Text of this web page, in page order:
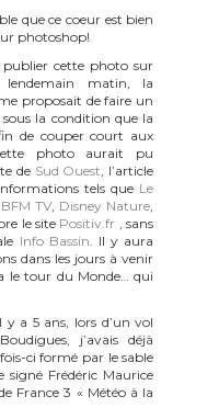
que ce coeur est bien
photoshop!
publier cette photo sur
matin, la
proposait de faire un
sous la condition que la
de couper court aux
photo aurait pu
de Sud Ouest , l’article
tels que Le
BFM TV Disney Nature
le site Positiv.fr
, sans
Info Bassin . Il y aura
dans les jours à venir
le tour du Monde… qui
y a 5 ans, lors d’un vol
j’avais déjà
ci formé par le sable
signé Frédéric Maurice
France 3 « Météo à la